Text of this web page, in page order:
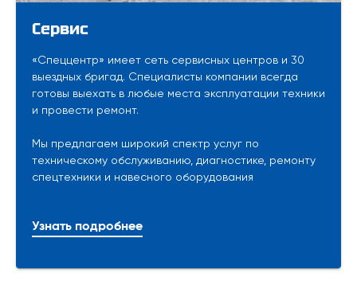
Сервис
«Спеццентр» имеет сеть сервисных центров и 30
выездных бригад. Специалисты компании всегда
готовы выехать в любые места эксплуатации техники
и провести ремонт.
Мы предлагаем широкий спектр услуг по
техническому обслуживанию, диагностике, ремонту
спецтехники и навесного оборудования
Узнать подробнее